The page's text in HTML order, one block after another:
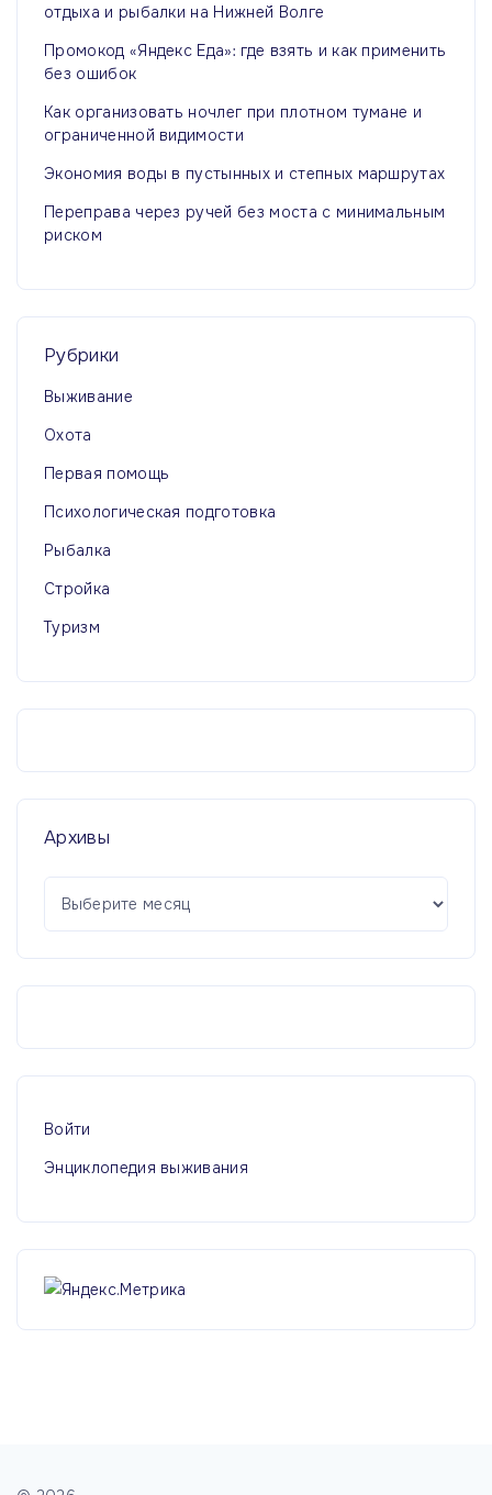
отдыха и рыбалки на Нижней Волге
Промокод «Яндекс Еда»: где взять и как применить
без ошибок
Как организовать ночлег при плотном тумане и
ограниченной видимости
Экономия воды в пустынных и степных маршрутах
Переправа через ручей без моста с минимальным
риском
Рубрики
Выживание
Охота
Первая помощь
Психологическая подготовка
Рыбалка
Стройка
Туризм
Архивы
А
х
Войти
Энциклопедия выживания